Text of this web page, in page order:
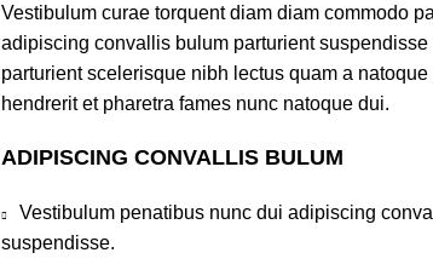
Vestibulum curae torquent diam diam commodo
adipiscing convallis bulum parturient suspendisse
parturient scelerisque nibh lectus quam a
hendrerit et pharetra fames nunc natoque dui.
ADIPISCING CONVALLIS BULUM
Vestibulum penatibus nunc dui adipiscing
suspendisse.